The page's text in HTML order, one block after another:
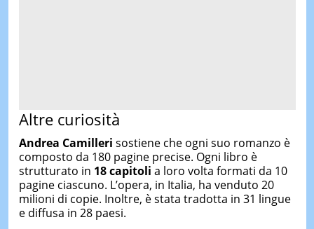
Altre curiosità
Andrea Camilleri sostiene che ogni suo romanzo è
composto da 180 pagine precise. Ogni libro è
strutturato in 18 capitoli a loro volta formati da 10
pagine ciascuno. L’opera, in Italia, ha venduto 20
milioni di copie. Inoltre, è stata tradotta in 31 lingue
e diffusa in 28 paesi.